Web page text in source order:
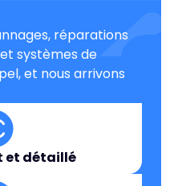
réparations
systèmes de
et nous arrivons
et détaillé